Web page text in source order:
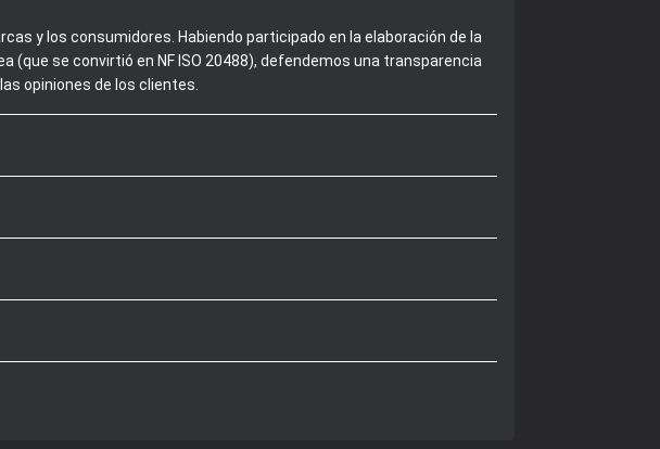
y los consumidores. Habiendo participado en la elaboración de la
se convirtió en NF ISO 20488), defendemos una transparencia
opiniones de los clientes.